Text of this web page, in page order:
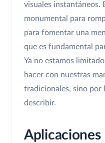
visuales instantáneos.
monumental para
para fomentar una
que es fundamental
Ya no estamos
hacer con nuestras
tradicionales, sino por
describir.
Aplicaciones